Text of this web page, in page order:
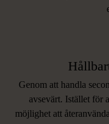
Genom att handla
avsevärt. Istället för
möjlighet att